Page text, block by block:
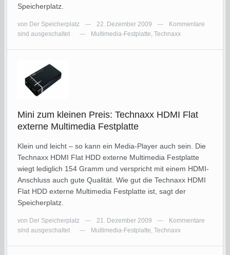
Speicherplatz.
von Der Speicherplatz — 22. Dezember 2009 —
Kommentare
sind ausgeschaltet
— Multimedia-Festplatte,Technaxx
Mini zum kleinen Preis: Technaxx HDMI Flat
externe Multimedia Festplatte
Klein und leicht – so kann ein Media-Player auch sein. Die
Technaxx HDMI Flat HDD externe Multimedia Festplatte
wiegt lediglich 154 Gramm und verspricht mit einem HDMI-
Anschluss auch gute Qualität. Wie gut die Technaxx HDMI
Flat HDD externe Multimedia Festplatte ist, sagt der
Speicherplatz.
von Der Speicherplatz — 21. Dezember 2009 —
Kommentare
sind ausgeschaltet
— Multimedia-Festplatte,Technaxx